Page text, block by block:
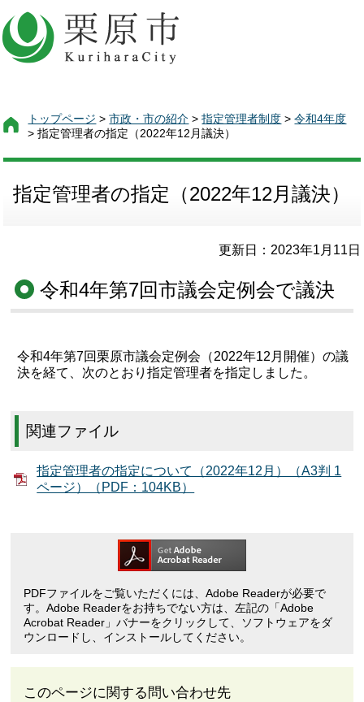
トップページ >市政・市の紹介 >指定管理者制度 >令和4年度
> 指定管理者の指定（2022年12月議決）
指定管理者の指定（2022年12月議決）
更新日：2023年1月11日
令和4年第7回市議会定例会で議決
令和4年第7回栗原市議会定例会（2022年12月開催）の議
決を経て、次のとおり指定管理者を指定しました。
関連ファイル
指定管理者の指定について（2022年12月）（A3判 1
ページ）（PDF：104KB）
PDFファイルをご覧いただくには、Adobe Readerが必要で
す。Adobe Readerをお持ちでない方は、左記の「Adobe
Acrobat Reader」バナーをクリックして、ソフトウェアをダ
ウンロードし、インストールしてください。
このページに関する問い合わせ先